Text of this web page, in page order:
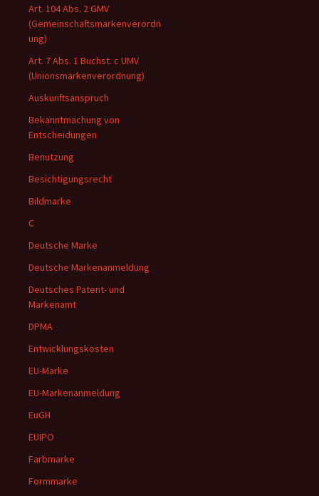
Art. 104 Abs. 2 GMV
(Gemeinschaftsmarkenverordn
ung)
Art. 7 Abs. 1 Buchst. c UMV
(Unionsmarkenverordnung)
Auskunftsanspruch
Bekanntmachung von
Entscheidungen
Benutzung
Besichtigungsrecht
Bildmarke
C
Deutsche Marke
Deutsche Markenanmeldung
Deutsches Patent- und
Markenamt
DPMA
Entwicklungskosten
EU-Marke
EU-Markenanmeldung
EuGH
EUIPO
Farbmarke
Formmarke